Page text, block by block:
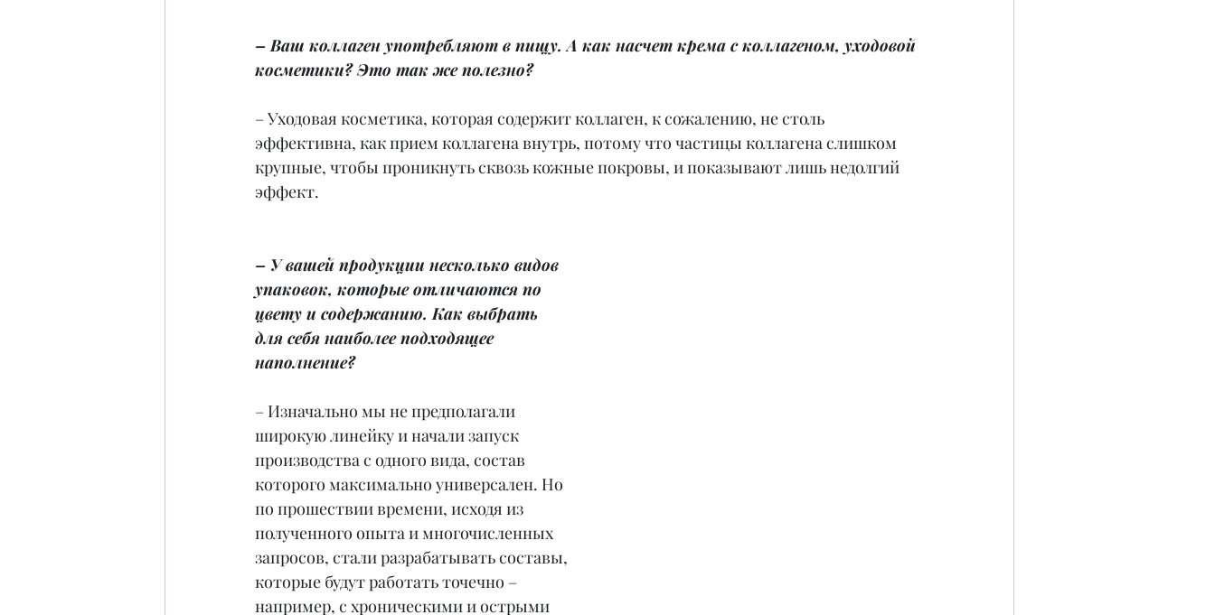
– Ваш коллаген употребляют в пищу. А как насчет крема с коллагеном, уходовой
косметики? Это так же полезно?
– Уходовая косметика, которая содержит коллаген, к сожалению, не столь
эффективна, как прием коллагена внутрь, потому что частицы коллагена слишком
крупные, чтобы проникнуть сквозь кожные покровы, и показывают лишь недолгий
эффект.
– У вашей продукции несколько видов
упаковок, которые отличаются по
цвету и содержанию. Как выбрать
для себя наиболее подходящее
наполнение?
– Изначально мы не предполагали
широкую линейку и начали запуск
производства с одного вида, состав
которого максимально универсален. Но
по прошествии времени, исходя из
полученного опыта и многочисленных
запросов, стали разрабатывать составы,
которые будут работать точечно –
например, с хроническими и острыми